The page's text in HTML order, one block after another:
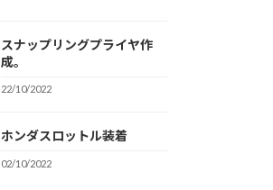
スナップリングプライヤ作
成。
22/10/2022
ホンダスロットル装着
02/10/2022